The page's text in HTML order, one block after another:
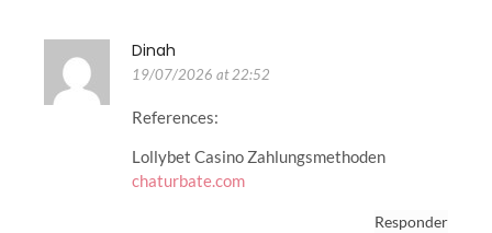
Dinah
19/07/2026 at 22:52
References:
Lollybet Casino Zahlungsmethoden
chaturbate.com
Responder